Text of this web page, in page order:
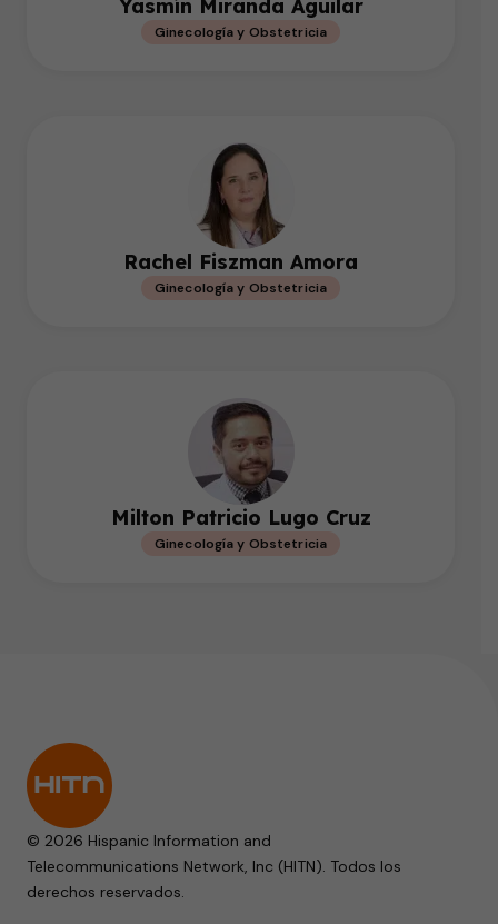
Yasmín Miranda Aguilar
Ginecología y Obstetricia
Rachel Fiszman Amora
Ginecología y Obstetricia
Milton Patricio Lugo Cruz
Ginecología y Obstetricia
© 2026 Hispanic Information and
Telecommunications Network, Inc (HITN). Todos los
derechos reservados.